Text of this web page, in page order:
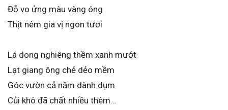
Đỗ vo ửng màu vàng óng
Thịt nêm gia vị ngon tươi
Lá dong nghiêng thềm xanh mướt
Lạt giang ông chẻ dẻo mềm
Góc vườn cả năm dành dụm
Củi khô đã chất nhiều thêm…